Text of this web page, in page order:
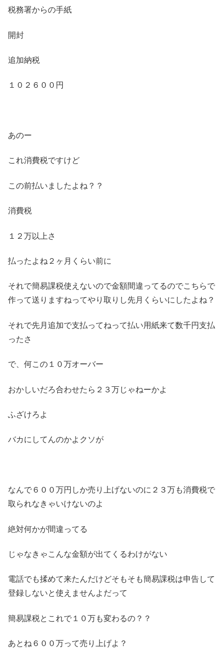
税務署からの手紙
開封
追加納税
１０２６００円
あのー
これ消費税ですけど
この前払いましたよね？？
消費税
１２万以上さ
払ったよね２ヶ月くらい前に
それで簡易課税使えないので金額間違ってるのでこちらで
作って送りますねってやり取りし先月くらいにしたよね？
それで先月追加で支払ってねって払い用紙来て数千円支払
ったさ
で、何この１０万オーバー
おかしいだろ合わせたら２３万じゃねーかよ
ふざけろよ
バカにしてんのかよクソが
なんで６００万円しか売り上げないのに２３万も消費税で
取られなきゃいけないのよ
絶対何かが間違ってる
じゃなきゃこんな金額が出てくるわけがない
電話でも揉めて来たんだけどそもそも簡易課税は申告して
登録しないと使えませんよだって
簡易課税とこれで１０万も変わるの？？
あとね６００万って売り上げよ？